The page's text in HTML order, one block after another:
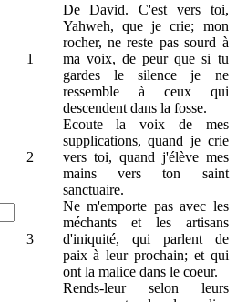
1
De David. C'est vers toi,
Yahweh, que je crie; mon
rocher, ne reste pas sourd à
ma voix, de peur que si tu
gardes le silence je ne
ressemble à ceux qui
descendent dans la fosse.
2
Ecoute la voix de mes
supplications, quand je crie
vers toi, quand j'élève mes
mains vers ton saint
sanctuaire.
3
Ne m'emporte pas avec les
méchants et les artisans
d'iniquité, qui parlent de
paix à leur prochain; et qui
ont la malice dans le coeur.
Rends-leur selon leurs